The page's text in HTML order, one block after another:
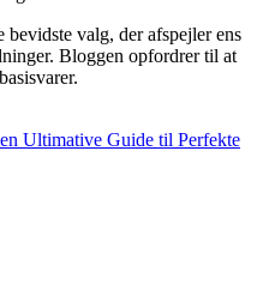
valg, der afspejler ens
Bloggen opfordrer til at